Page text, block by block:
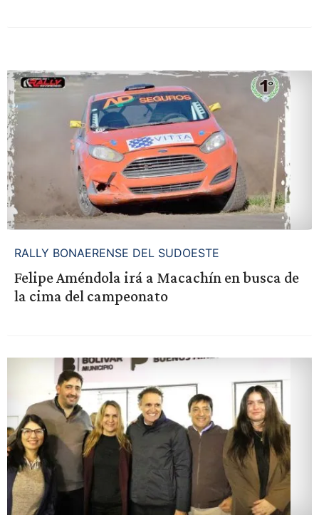
RALLY BONAERENSE DEL SUDOESTE
Felipe Améndola irá a Macachín en busca de
la cima del campeonato